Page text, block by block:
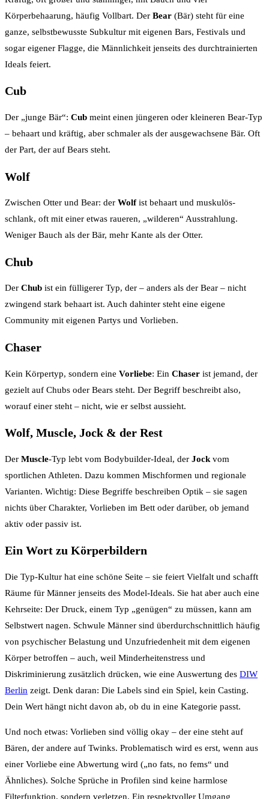
Körperbehaarung, häufig Vollbart. Der Bear (Bär) steht für eine
ganze, selbstbewusste Subkultur mit eigenen Bars, Festivals und
sogar eigener Flagge, die Männlichkeit jenseits des durchtrainierten
Ideals feiert.
Cub
Der „junge Bär“: Cub meint einen jüngeren oder kleineren Bear-Typ
– behaart und kräftig, aber schmaler als der ausgewachsene Bär. Oft
der Part, der auf Bears steht.
Wolf
Zwischen Otter und Bear: der Wolfist behaart und muskulös-
schlank, oft mit einer etwas raueren, „wilderen“ Ausstrahlung.
Weniger Bauch als der Bär, mehr Kante als der Otter.
Chub
Der Chub ist ein fülligerer Typ, der – anders als der Bear – nicht
zwingend stark behaart ist. Auch dahinter steht eine eigene
Community mit eigenen Partys und Vorlieben.
Chaser
Kein Körpertyp, sondern eine Vorliebe: Ein Chaser ist jemand, der
gezielt auf Chubs oder Bears steht. Der Begriff beschreibt also,
worauf einer steht – nicht, wie er selbst aussieht.
Wolf, Muscle, Jock & der Rest
Der Muscle-Typ lebt vom Bodybuilder-Ideal, der Jock vom
sportlichen Athleten. Dazu kommen Mischformen und regionale
Varianten. Wichtig: Diese Begriffe beschreiben Optik – sie sagen
nichts über Charakter, Vorlieben im Bett oder darüber, ob jemand
aktiv oder passiv ist.
Ein Wort zu Körperbildern
Die Typ-Kultur hat eine schöne Seite – sie feiert Vielfalt und schafft
Räume für Männer jenseits des Model-Ideals. Sie hat aber auch eine
Kehrseite: Der Druck, einem Typ „genügen“ zu müssen, kann am
Selbstwert nagen. Schwule Männer sind überdurchschnittlich häufig
von psychischer Belastung und Unzufriedenheit mit dem eigenen
Körper betroffen – auch, weil Minderheitenstress und
Diskriminierung zusätzlich drücken, wie eine Auswertung des DIW
Berlin zeigt. Denk daran: Die Labels sind ein Spiel, kein Casting.
Dein Wert hängt nicht davon ab, ob du in eine Kategorie passt.
Und noch etwas: Vorlieben sind völlig okay – der eine steht auf
Bären, der andere auf Twinks. Problematisch wird es erst, wenn aus
einer Vorliebe eine Abwertung wird („no fats, no fems“ und
Ähnliches). Solche Sprüche in Profilen sind keine harmlose
Filterfunktion, sondern verletzen. Ein respektvoller Umgang